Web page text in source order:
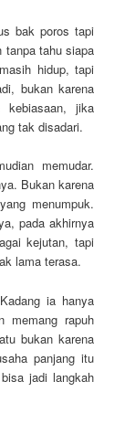
bak poros tapi
tanpa tahu siapa
hidup, tapi
bukan karena
kebiasaan, jika
tak disadari.
memudar.
Bukan karena
menumpuk.
pada akhirnya
kejutan, tapi
lama terasa.
ia hanya
memang rapuh
bukan karena
panjang itu
jadi langkah